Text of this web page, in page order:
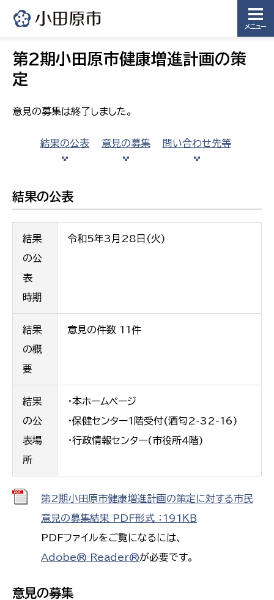
メニュー
第2期小田原市健康増進計画の策
定
意見の募集は終了しました。
結果の公表 意見の募集 問い合わせ先等
結果の公表
結果
の公
表
時期
令和5年3月28日(火)
結果
の概
要
意見の件数 11件
結果
の公
表場
所
・本ホームページ
・保健センター1階受付(酒匂2-32-16)
・行政情報センター(市役所4階)
第2期小田原市健康増進計画の策定に対する市民
意見の募集結果 PDF形式 ：191ＫＢ
PDFファイルをご覧になるには、
Adobe® Reader®が必要です。
意見の募集